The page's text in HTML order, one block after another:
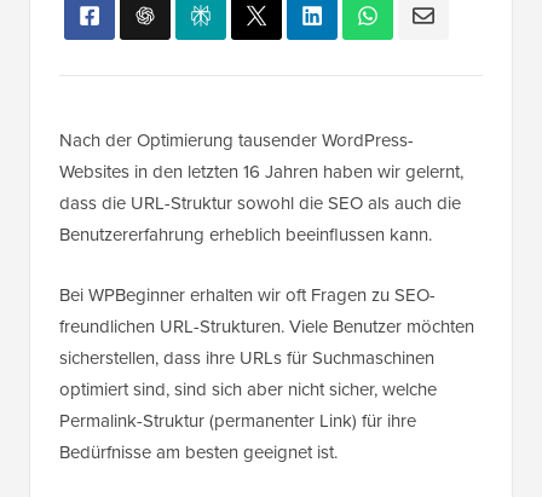
Nach der Optimierung tausender WordPress-
Websites in den letzten 16 Jahren haben wir gelernt,
dass die URL-Struktur sowohl die SEO als auch die
Benutzererfahrung erheblich beeinflussen kann.
Bei WPBeginner erhalten wir oft Fragen zu SEO-
freundlichen URL-Strukturen. Viele Benutzer möchten
sicherstellen, dass ihre URLs für Suchmaschinen
optimiert sind, sind sich aber nicht sicher, welche
Permalink-Struktur (permanenter Link) für ihre
Bedürfnisse am besten geeignet ist.